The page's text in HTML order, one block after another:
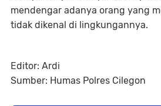
mendengar adanya orang yang
tidak dikenal di lingkungannya.
Editor: Ardi
Sumber: Humas Polres Cilegon